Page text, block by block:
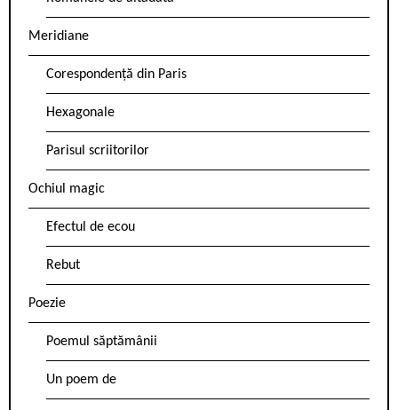
Meridiane
Corespondență din Paris
Hexagonale
Parisul scriitorilor
Ochiul magic
Efectul de ecou
Rebut
Poezie
Poemul săptămânii
Un poem de